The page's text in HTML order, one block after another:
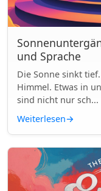
und Sprache
Die Sonne sinkt
Himmel. Etwas in
sind nicht nur sch...
Weiterlesen→